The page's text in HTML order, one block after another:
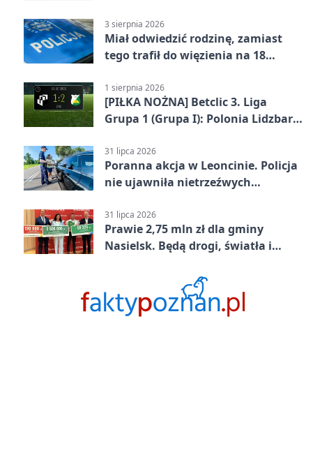
3 sierpnia 2026
Miał odwiedzić rodzinę, zamiast
tego trafił do więzienia na 18
1 sierpnia 2026
[PIŁKA NOŻNA] Betclic 3. Liga
Grupa 1 (Grupa I): Polonia Lidzbark
Mazowiecki 1:2
31 lipca 2026
Poranna akcja w Leoncinie. Policja
nie ujawniła nietrzeźwych
31 lipca 2026
Prawie 2,75 mln zł dla gminy
Nasielsk. Będą drogi, światła i